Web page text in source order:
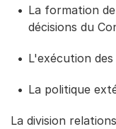
La formation
décisions du
L'exécution
La politique
La division